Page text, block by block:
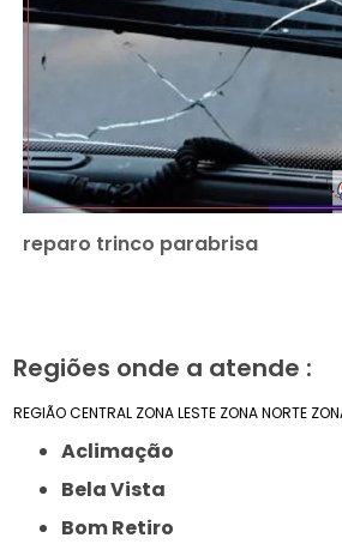
reparo trinco parabrisa
Regiões onde a atende :
REGIÃO CENTRAL ZONA LESTE ZONA NORTE
Aclimação
Bela Vista
Bom Retiro